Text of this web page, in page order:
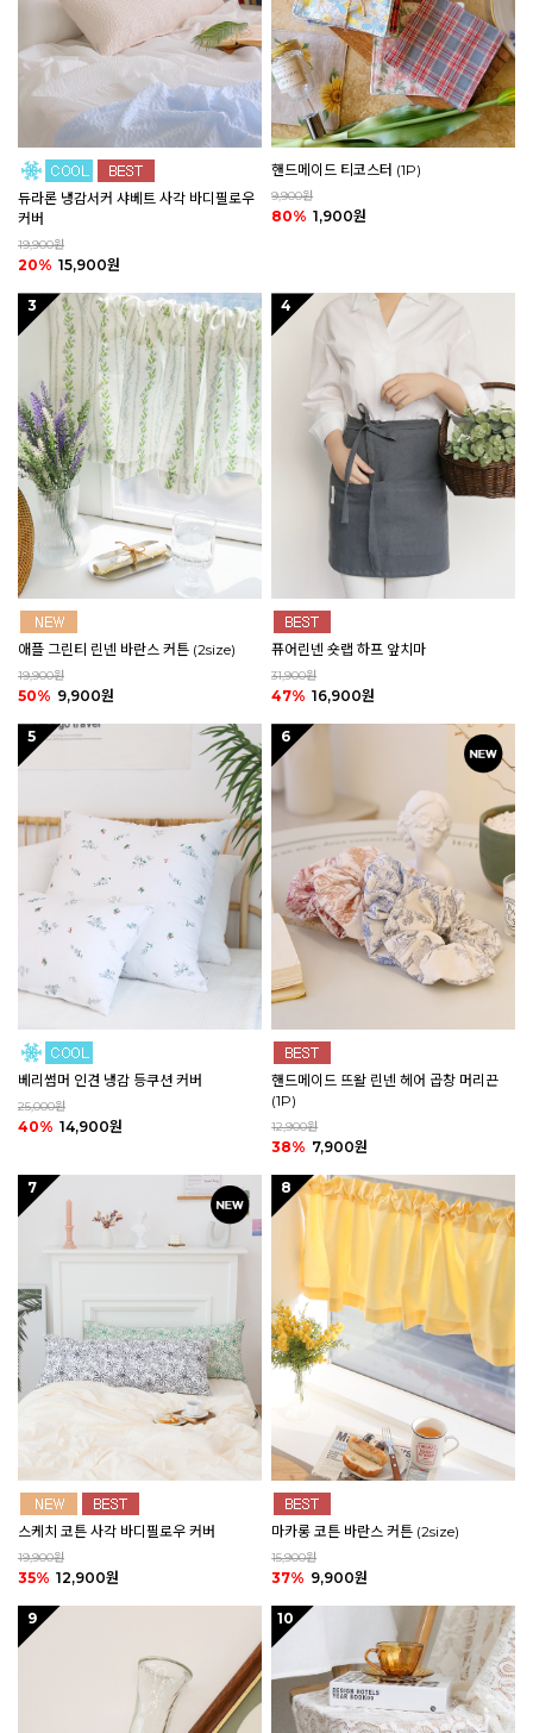
듀라론 냉감서커 샤베트 사각 바디필로우
커버
19,900원
20% 15,900원
핸드메이드 티코스터 (1P)
9,900원
80% 1,900원
3
애플 그린티 린넨 바란스 커튼 (2size)
19,900원
50% 9,900원
4
퓨어린넨 숏랩 하프 앞치마
31,900원
47% 16,900원
5
베리썸머 인견 냉감 등쿠션 커버
25,000원
40% 14,900원
6
핸드메이드 뜨왈 린넨 헤어 곱창 머리끈
(1P)
12,900원
38% 7,900원
7
스케치 코튼 사각 바디필로우 커버
19,900원
35% 12,900원
8
마카롱 코튼 바란스 커튼 (2size)
15,900원
37% 9,900원
9 10